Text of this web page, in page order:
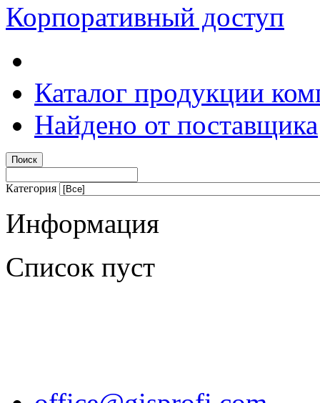
Корпоративный доступ
Каталог продукции
Найдено от поставщика
Категория
Информация
Список пуст